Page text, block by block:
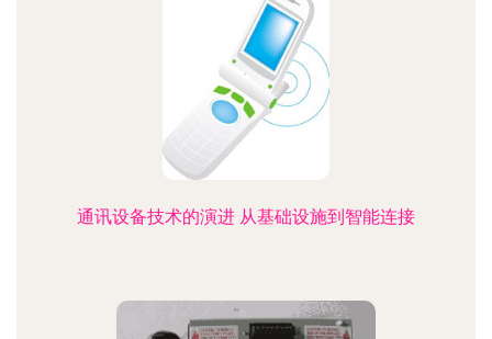
通讯设备技术的演进 从基础设施到智能连接